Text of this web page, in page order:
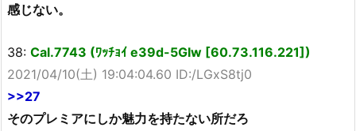
感じない。
38: Cal.7743 (ﾜｯﾁｮｲ e39d-5GIw [60.73.116.221])
2021/04/10(土) 19:04:04.60 ID:/LGxS8tj0
>>27
そのプレミアにしか魅力を持たない所だろ